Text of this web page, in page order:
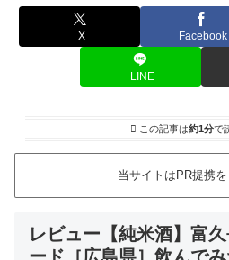
X Facebook
LINE
この記事は約1分で
当サイトはPR提携
レビュー【純米酒】富